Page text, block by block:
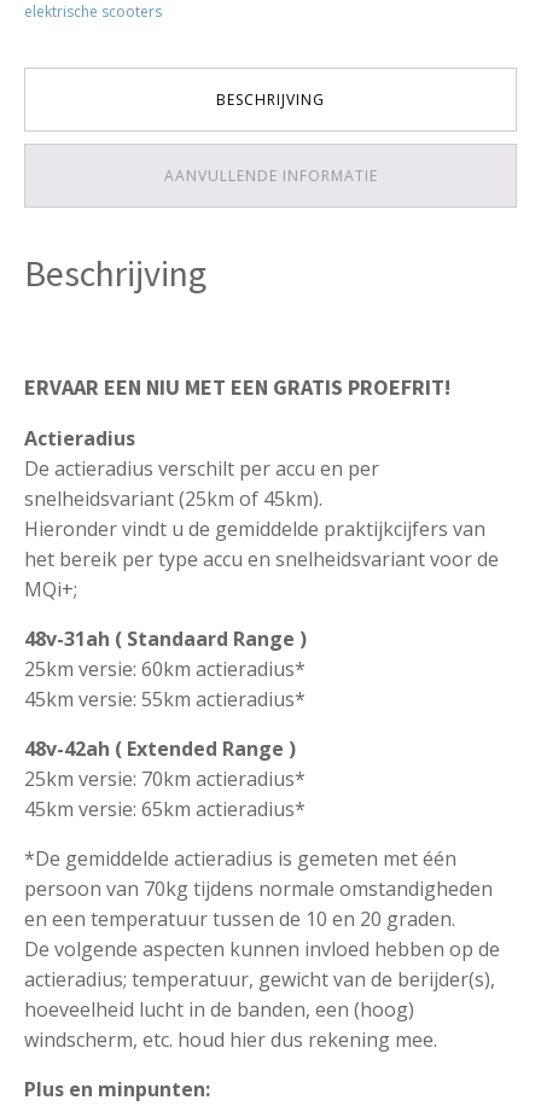
elektrische scooters
BESCHRIJVING
AANVULLENDE INFORMATIE
Beschrijving
ERVAAR EEN NIU MET EEN GRATIS PROEFRIT!
Actieradius
De actieradius verschilt per accu en per
snelheidsvariant (25km of 45km).
Hieronder vindt u de gemiddelde praktijkcijfers van
het bereik per type accu en snelheidsvariant voor de
MQi+;
48v-31ah ( Standaard Range )
25km versie: 60km actieradius*
45km versie: 55km actieradius*
48v-42ah ( Extended Range )
25km versie: 70km actieradius*
45km versie: 65km actieradius*
*De gemiddelde actieradius is gemeten met één
persoon van 70kg tijdens normale omstandigheden
en een temperatuur tussen de 10 en 20 graden.
De volgende aspecten kunnen invloed hebben op de
actieradius; temperatuur, gewicht van de berijder(s),
hoeveelheid lucht in de banden, een (hoog)
windscherm, etc. houd hier dus rekening mee.
Plus en minpunten: